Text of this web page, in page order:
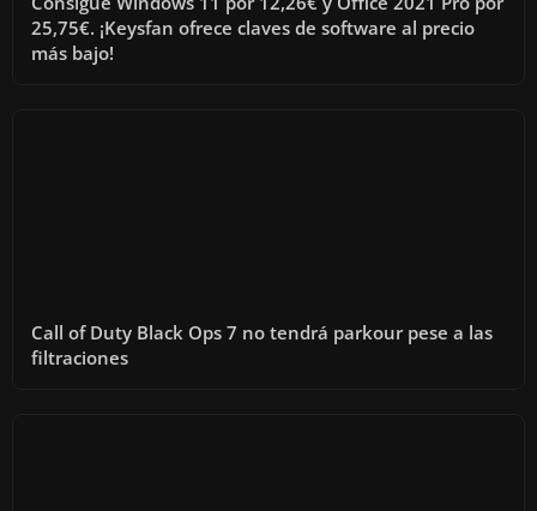
25,75€. ¡Keysfan ofrece claves de software al precio
más bajo!
Call of Duty Black Ops 7 no tendrá parkour pese a las
filtraciones